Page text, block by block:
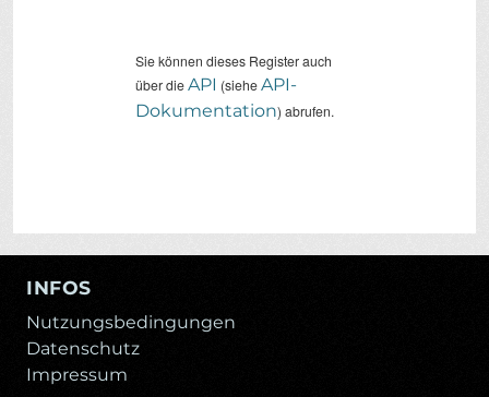
Sie können dieses Register auch
über dieAPI (sieheAPI-
Dokumentation) abrufen.
INFOS
Nutzungsbedingungen
Datenschutz
Impressum